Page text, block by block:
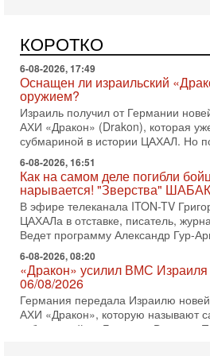
КОРОТКО
политическим раскладом сил, если
6-08-2026, 17:49
Оснащен ли израильский
оружием?
Израиль получил от Германии
АХИ «Дракон» (Drakon), которая
субмариной в истории ЦАХАЛ. Но
6-08-2026, 16:51
Как на самом деле погибли
нарывается! "Зверства"
В эфире телеканала ITON-TV
ЦАХАЛа в отставке, писатель,
Ведет программу Александр Гур-
6-08-2026, 08:20
«Дракон» усилил ВМС
06/08/2026
Германия передала Израилю
АХИ «Дракон», которую называют
субмариной на Ближнем Востоке.